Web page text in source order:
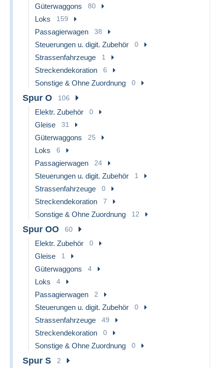
Güterwaggons 80
Loks 159
Passagierwagen 38
Steuerungen u. digit. Zubehör 0
Strassenfahrzeuge 1
Streckendekoration 6
Sonstige & Ohne Zuordnung 0
Spur O 106
Elektr. Zubehör 0
Gleise 31
Güterwaggons 25
Loks 6
Passagierwagen 24
Steuerungen u. digit. Zubehör 1
Strassenfahrzeuge 0
Streckendekoration 7
Sonstige & Ohne Zuordnung 12
Spur OO 60
Elektr. Zubehör 0
Gleise 1
Güterwaggons 4
Loks 4
Passagierwagen 2
Steuerungen u. digit. Zubehör 0
Strassenfahrzeuge 49
Streckendekoration 0
Sonstige & Ohne Zuordnung 0
Spur S 2